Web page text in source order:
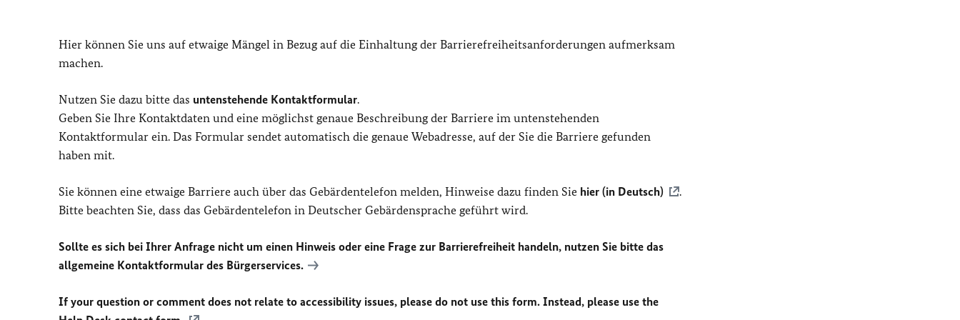
Hier können Sie uns auf etwaige Mängel in Bezug auf die Einhaltung der Barrierefreiheitsanforderungen aufmerksam
machen.
Nutzen Sie dazu bitte das untenstehende Kontaktformular.
Geben Sie Ihre Kontaktdaten und eine möglichst genaue Beschreibung der Barriere im untenstehenden
Kontaktformular ein. Das Formular sendet automatisch die genaue Webadresse, auf der Sie die Barriere gefunden
haben mit.
Sie können eine etwaige Barriere auch über das Gebärdentelefon melden, Hinweise dazu finden Sie hier (in Deutsch)
.
Bitte beachten Sie, dass das Gebärdentelefon in Deutscher Gebärdensprache geführt wird.
Sollte es sich bei Ihrer Anfrage nicht um einen Hinweis oder eine Frage zur Barrierefreiheit handeln, nutzen Sie bitte das
allgemeine Kontaktformular des Bürgerservices.
If your question or comment does not relate to accessibility issues, please do not use this form. Instead, please use the